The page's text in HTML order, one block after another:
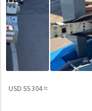
≈ 55 304 USD